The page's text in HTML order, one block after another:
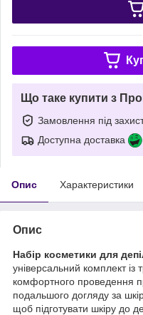
Що таке купити з
Замовлення під
Доступна доставка
Опис Характеристики
Опис
Набір косметики для
універсальний комплект із
комфортного проведення
подальшого догляду за
щоб підготувати шкіру до